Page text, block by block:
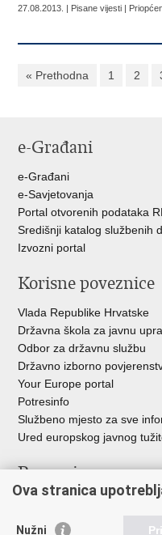
27.08.2013. | Pisane vijesti |
« Prethodna 1 2
e-Građani
e-Građani
e-Savjetovanja
Portal otvorenih podataka
Središnji katalog službenih
Izvozni portal
Korisne poveznice
Vlada Republike Hrvatske
Državna škola za javnu
Odbor za državnu službu
Državno izborno
Your Europe portal
Potresinfo
Službeno mjesto za sve
Ured europskog javnog
Poveznice
Državno odvjetništvo
Ova stranica
Nužni